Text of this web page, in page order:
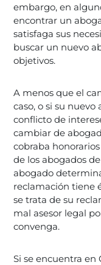
embargo, en
encontrar un
satisfaga sus
buscar un nuevo
objetivos.
A menos que el
caso, o si su
conflicto de
cambiar de
cobraba
de los abogados
abogado
reclamación tiene
se trata de su
mal asesor legal
convenga.
Si se encuentra en